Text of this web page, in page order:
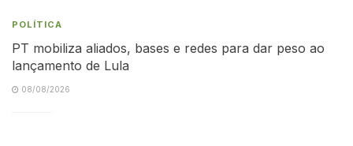
POLÍTICA
PT mobiliza aliados, bases e redes para dar peso ao
lançamento de Lula
08/08/2026